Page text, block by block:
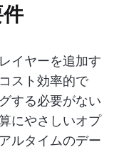
イヤーを追加す
スト効率的で
する必要がない
にやさしいオプ
ルタイムのデー